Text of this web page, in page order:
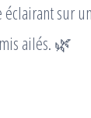
sur
ailés. 🌿